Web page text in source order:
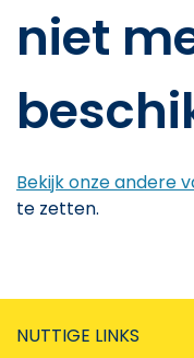
niet
Bekijk onze andere
te zetten.
NUTTIGE LINKS